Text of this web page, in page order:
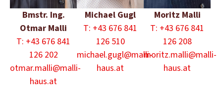
Bmstr. Ing.
Otmar Malli
T: +43 676 841
126 202
otmar.malli@malli-
haus.at
Michael Gugl
T: +43 676 841
126 510
michael.gugl@malli-
haus.at
Moritz Malli
T: +43 676 841
126 208
moritz.malli@malli-
haus.at